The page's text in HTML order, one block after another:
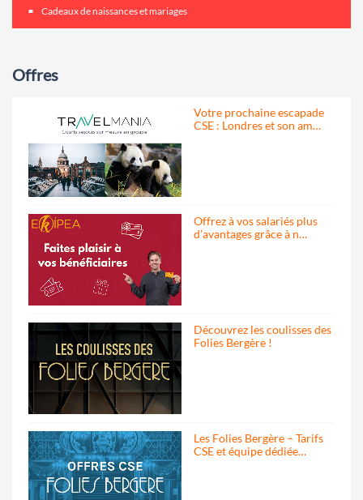
Cadeaux de naissances et mariages
Offres
Votre prochaine escapade
CSE : Londres et son am…
Offrez à vos salariés plus
d’avantages grâce à n…
Découvrez les coulisses des
Folies Bergère !
Les Folies Bergère – Tarifs
CSE et équipe dédiée…